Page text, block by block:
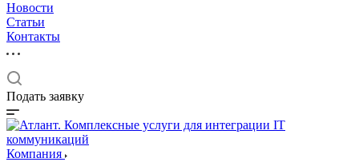
Новости
Статьи
Контакты
Подать заявку
Компания